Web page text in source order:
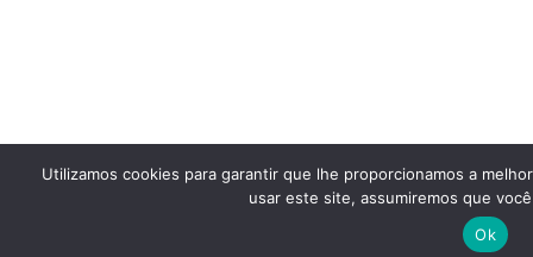
Utilizamos cookies para garantir que lhe proporcionamos a
usar este site, assumiremos que
Ok